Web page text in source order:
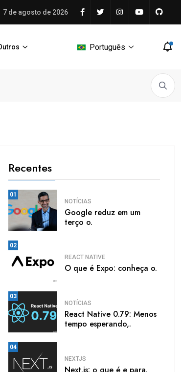
simplifica o
7 de agosto de 2026
Português
O que é Expo:...
Recentes
01
NOTÍCIAS
Google reduz em um
terço o.
02
REACT NATIVE
O que é Expo: conheça o.
03
NOTÍCIAS
React Native 0.79: Menos
tempo esperando,.
04
NEXTJS
Next.js: o que é e para.